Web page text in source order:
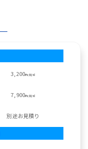
3,200円/税別
7,900円/税別
別途お見積り